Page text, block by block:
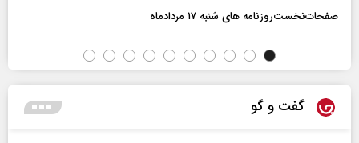
صفحات‌نخست‌روزنامه ها‌ی شنبه ۱۷ مردادماه
گفت و گو